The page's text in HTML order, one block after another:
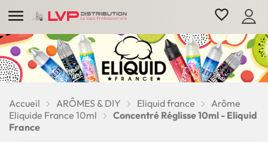
 favorite_border
Accueil ARÔMES & DIY Eliquid france
Arôme
Eliquide France 10ml
Concentré Réglisse 10ml - Eliquid
France